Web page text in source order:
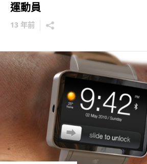
運動員
13 年前